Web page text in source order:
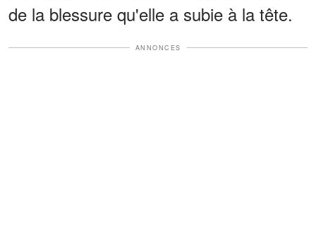
de la blessure qu'elle a subie à la tête.
ANNONCES